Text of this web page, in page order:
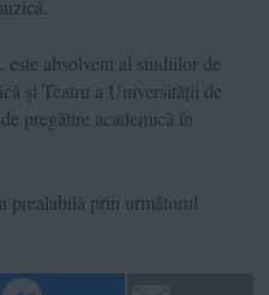
absolvent al studiilor de
și Teatru a Universității de
pregătire academică în
prealabilă prin următorul